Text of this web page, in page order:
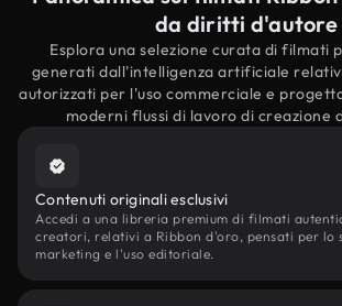
da diritti d'autore
Esplora una selezione curata di filmati
generati dall'intelligenza artificiale
autorizzati per l'uso commerciale e
moderni flussi di lavoro di creazione
Contenuti originali esclusivi
Accedi a una libreria premium di filmati
creatori, relativi a Ribbon d'oro, pensati per lo
marketing e l'uso editoriale.